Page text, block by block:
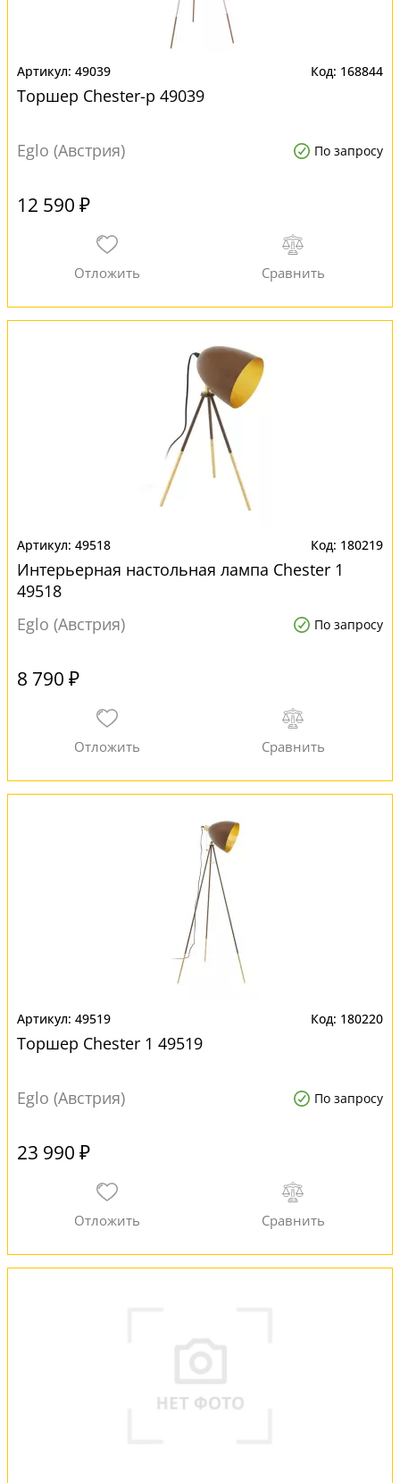
49039 168844
Торшер Chester-p 49039
Eglo (Австрия) По запросу
12 590 ₽
49518 180219
Интерьерная настольная лампа Chester 1
49518
Eglo (Австрия)
По запросу
8 790 ₽
49519 180220
Торшер Chester 1 49519
Eglo (Австрия) По запросу
23 990 ₽